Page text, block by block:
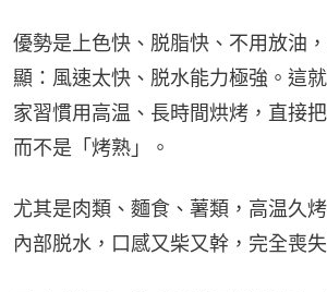
優勢是上色快、脱脂快、不用放油
顯：風速太快、脱水能力極強。這
家習慣用高温、長時間烘烤，直接
而不是「烤熟」。
尤其是肉類、麵食、薯類，高温久
內部脱水，口感又柴又幹，完全喪